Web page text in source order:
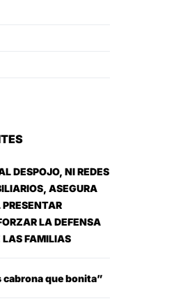
DESPOJO, NI REDES
ASEGURA
LA DEFENSA
LAS FAMILIAS
cabrona que bonita”